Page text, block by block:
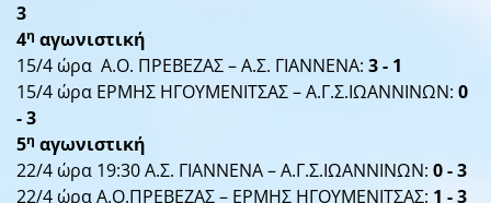
3
4η αγωνιστική
15/4 ώρα Α.Ο. ΠΡΕΒΕΖΑΣ – Α.Σ. ΓΙΑΝΝΕΝΑ: 3 - 1
15/4 ώρα ΕΡΜΗΣ ΗΓΟΥΜΕΝΙΤΣΑΣ – Α.Γ.Σ.ΙΩΑΝΝΙΝΩΝ: 0
- 3
5η αγωνιστική
22/4 ώρα 19:30 Α.Σ. ΓΙΑΝΝΕΝΑ – Α.Γ.Σ.ΙΩΑΝΝΙΝΩΝ: 0 - 3
22/4 ώρα Α.Ο.ΠΡΕΒΕΖΑΣ – ΕΡΜΗΣ ΗΓΟΥΜΕΝΙΤΣΑΣ: 1 - 3